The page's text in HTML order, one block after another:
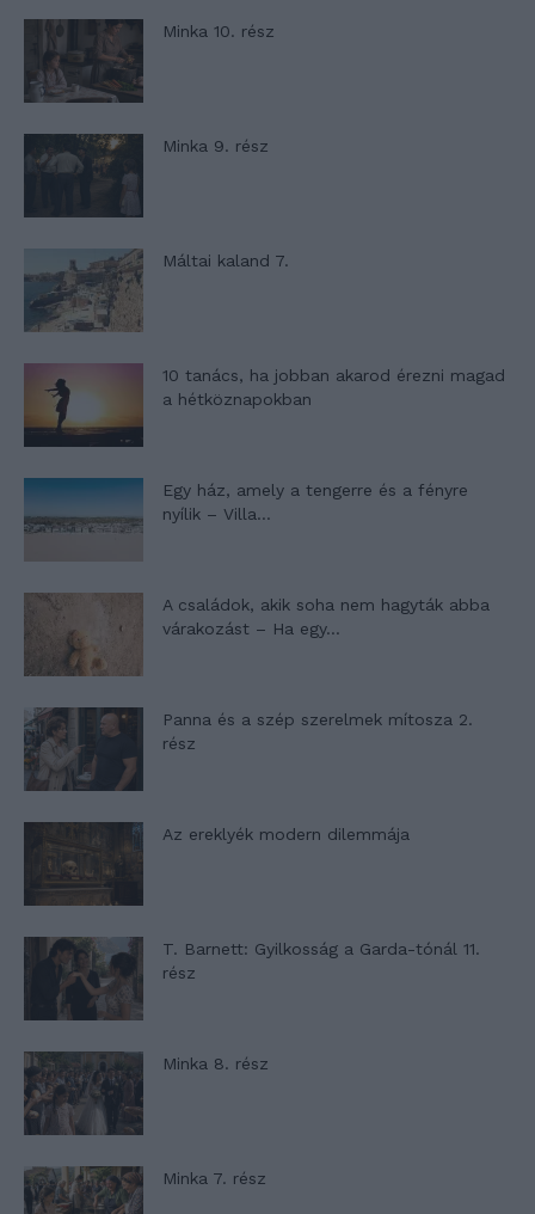
Minka 10. rész
Minka 9. rész
Máltai kaland 7.
10 tanács, ha jobban akarod érezni magad
a hétköznapokban
Egy ház, amely a tengerre és a fényre
nyílik – Villa...
A családok, akik soha nem hagyták abba
várakozást – Ha egy...
Panna és a szép szerelmek mítosza 2.
rész
Az ereklyék modern dilemmája
T. Barnett: Gyilkosság a Garda-tónál 11.
rész
Minka 8. rész
Minka 7. rész